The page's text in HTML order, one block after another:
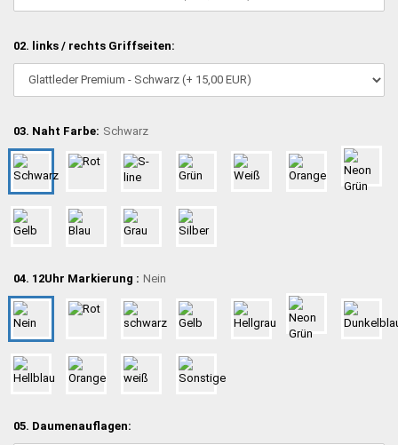
02. links / rechts Griffseiten:
03. Naht Farbe: Schwarz
04. 12Uhr Markierung : Nein
05. Daumenauflagen: